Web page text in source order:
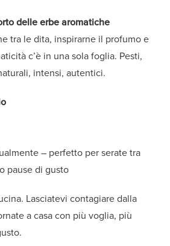
delle erbe aromatiche
tra le dita, inspirarne il profumo e
c’è in una sola foglia. Pesti,
intensi, autentici.
– perfetto per serate tra
pause di gusto
Lasciatevi contagiare dalla
a casa con più voglia, più